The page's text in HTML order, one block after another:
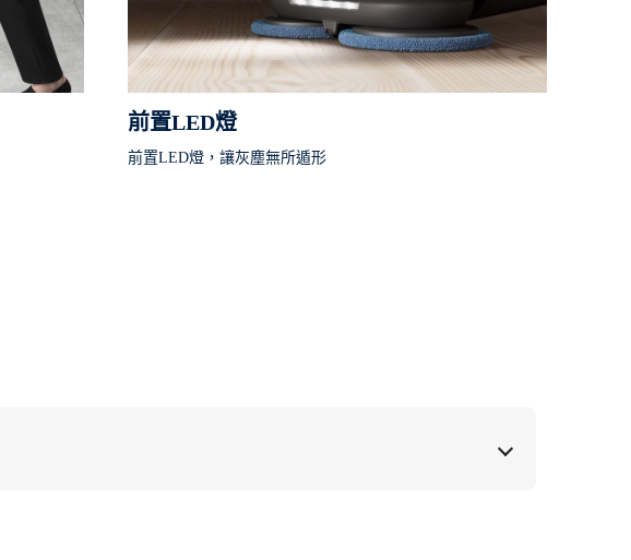
前置LED燈
前置LED燈，讓灰塵無所遁形